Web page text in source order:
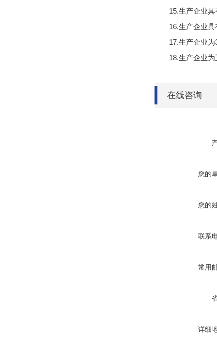
15.生产企业
16.生产企业
17.生产企业
18.生产企业
在线咨询
您的
您的
联系
常用
详细